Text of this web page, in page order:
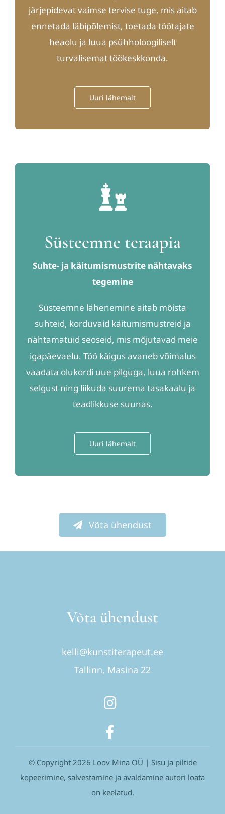
järjepidevat vaimse tervise tuge, mis aitab
ennetada läbipõlemist, toetada töötajate
heaolu ja luua psühholoogiliselt
turvalisemat töökeskkonda.
Uuri lähemalt
Süsteemne teraapia
Suhte- ja käitumismustrite nähtavaks
tegemine
Süsteemne lähenemine aitab mõista
suhteid, korduvaid käitumismustreid ja
nähtamatuid seoseid, mis mõjutavad meie
igapäevaelu. Töö käigus avaneb võimalus
vaadata olukordi uue pilguga, luua rohkem
selgust ning liikuda suurema tasakaalu ja
teadlikkuse suunas.
Uuri lähemalt
Võta ühendust
Võta ühendust
kelli@kunstiterapeut.ee
Tallinn, Masina 22
© Copyright 2026 Loov Mina OÜ | Sisu ja piltide
kopeerimine, salvestamine ja avaldamine autori loata
on keelatud.